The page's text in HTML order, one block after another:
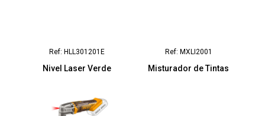
Ref: HLL301201E
Nivel Laser Verde
Ref: MXLI2001
Misturador de Tintas